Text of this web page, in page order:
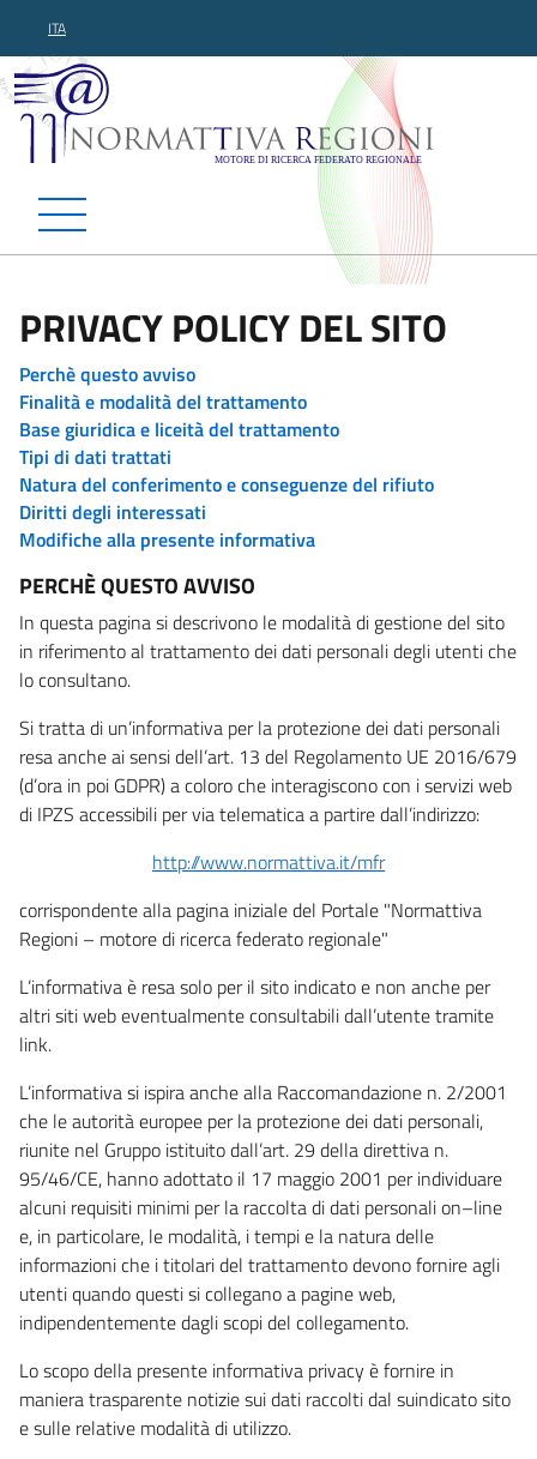
ITA
Normattiva Regioni -
PRIVACY POLICY DEL SITO
Perchè questo avviso
Finalità e modalità del trattamento
Base giuridica e liceità del trattamento
Tipi di dati trattati
Natura del conferimento e conseguenze del rifiuto
Diritti degli interessati
Modifiche alla presente informativa
PERCHÈ QUESTO AVVISO
In questa pagina si descrivono le modalità di gestione del sito
in riferimento al trattamento dei dati personali degli utenti che
lo consultano.
Si tratta di un’informativa per la protezione dei dati personali
resa anche ai sensi dell’art. 13 del Regolamento UE 2016/679
(d’ora in poi GDPR) a coloro che interagiscono con i servizi web
di IPZS accessibili per via telematica a partire dall’indirizzo:
http://www.normattiva.it/mfr
corrispondente alla pagina iniziale del Portale "Normattiva
Regioni – motore di ricerca federato regionale"
L’informativa è resa solo per il sito indicato e non anche per
altri siti web eventualmente consultabili dall’utente tramite
link.
L’informativa si ispira anche alla Raccomandazione n. 2/2001
che le autorità europee per la protezione dei dati personali,
riunite nel Gruppo istituito dall’art. 29 della direttiva n.
95/46/CE, hanno adottato il 17 maggio 2001 per individuare
alcuni requisiti minimi per la raccolta di dati personali on–line
e, in particolare, le modalità, i tempi e la natura delle
informazioni che i titolari del trattamento devono fornire agli
utenti quando questi si collegano a pagine web,
indipendentemente dagli scopi del collegamento.
Lo scopo della presente informativa privacy è fornire in
maniera trasparente notizie sui dati raccolti dal suindicato sito
e sulle relative modalità di utilizzo.